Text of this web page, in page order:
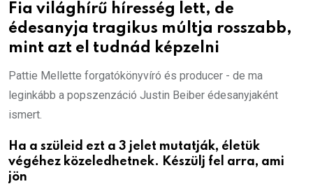
Fia világhírű híresség lett, de
édesanyja tragikus múltja rosszabb,
mint azt el tudnád képzelni
Pattie Mellette forgatókönyvíró és producer - de ma
leginkább a popszenzáció Justin Beiber édesanyjaként
ismert.
Ha a szüleid ezt a 3 jelet mutatják, életük
végéhez közeledhetnek. Készülj fel arra, ami
jön